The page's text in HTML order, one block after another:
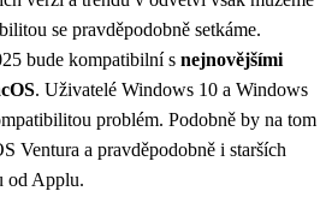
se pravděpodobně setkáme.
bude kompatibilní s nejnovějšími
. Uživatelé Windows 10 a Windows
problém. Podobně by na tom
Ventura a pravděpodobně i starších
od Applu.